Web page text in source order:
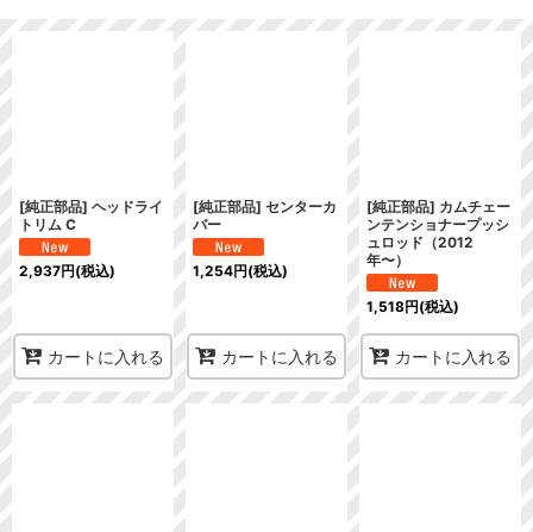
[純正部品] ヘッドライ
トリム C
2,937円(税込)
カートに入れる
[純正部品] センターカ
バー
1,254円(税込)
カートに入れる
[純正部品] カムチェー
ンテンショナープッシ
ュロッド（2012
年〜）
1,518円(税込)
カートに入れる